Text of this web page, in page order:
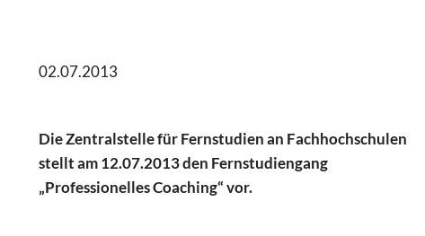
02.07.2013
Die Zentralstelle für Fernstudien an Fachhochschulen
stellt am 12.07.2013 den Fernstudiengang
„Professionelles Coaching“ vor.